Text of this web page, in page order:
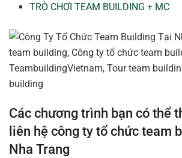
TRÒ CHƠI TEAM BUILDING + MC
Các chương trình bạn có thể
liên hệ công ty tổ chức team
Nha Trang